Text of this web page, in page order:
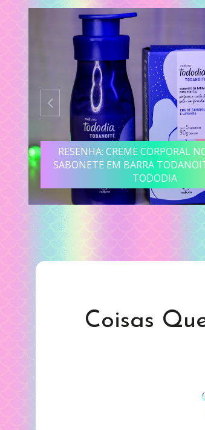
RESENHA: CREME CORPORAL
SABONETE EM BARRA
TODODIA
Coisas